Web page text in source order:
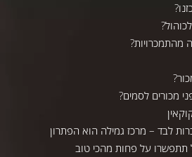
לסמים?
– מרכז גמילה הוא הפתרון
על פחות מהכי טוב